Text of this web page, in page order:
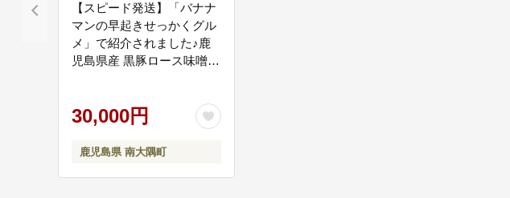
【スピード発送】「バナナ
マンの早起きせっかくグル
メ」で紹介されました♪鹿
児島県産 黒豚ロース味噌漬
日以内 1週間以内 肉 お肉
豚肉 豚 にく ロース 黒豚 味
噌漬け 簡単調理 味付き お
30,000円
鹿児島県 南大隅町